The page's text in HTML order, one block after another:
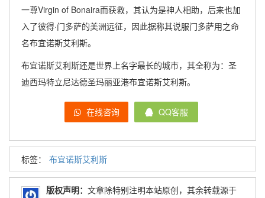
一尊Virgin of Bonaira而获救，其认为是神人相助，后来也加
入了彼得·门多萨的美洲远征，因此据称其说服门多萨用之命
名布宜诺斯艾利斯。
布宜诺斯艾利斯还是世界上名字最长的城市，其全称为：圣
迪西玛特立尼达德圣玛丽亚港布宜诺斯艾利斯。
在线咨询 QQ客服
标签： 布宜诺斯艾利斯
版权声明： 文章除特别注明本站原创，其余转载源于